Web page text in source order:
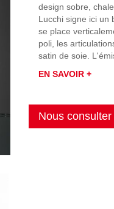
design sobre,
Lucchi signe ici un
se place
poli, les
satin de soie.
EN SAVOIR +
Nous consulter